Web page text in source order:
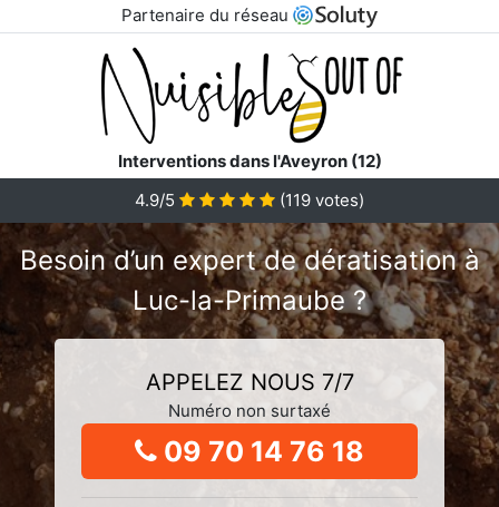
Partenaire du réseau
Interventions dans l'Aveyron (12)
4.9/5
(119 votes)
Besoin d’un expert de dératisation à
Luc-la-Primaube ?
APPELEZ NOUS 7/7
Numéro non surtaxé
09 70 14 76 18